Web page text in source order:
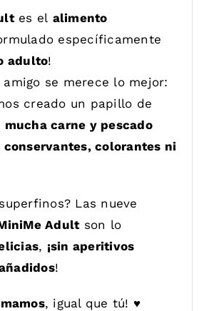
es el alimento
específicamente
adulto!
amigo se merece lo mejor:
creado un papillo de
mucha carne y pescado
conservantes, colorantes ni
Las nueve
Adultson lo
, ¡sin aperitivos
!
, igual que tú! ♥